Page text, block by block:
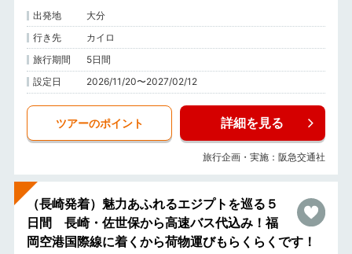
出発地
大分
行き先
カイロ
旅行期間
5日間
設定日
2026/11/20〜2027/02/12
ツアーのポイント 詳細を見る
旅行企画・実施：阪急交通社
（長崎発着）魅力あふれるエジプトを巡る５
日間 長崎・佐世保から高速バス代込み！福
岡空港国際線に着くから荷物運びもらくらくです！